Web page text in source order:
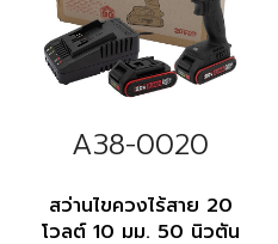
A38-0020
สว่านไขควงไร้สาย 20
โวลต์ 10 มม. 50 นิวตัน